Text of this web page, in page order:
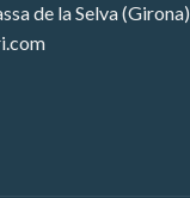
de la Selva (Girona)